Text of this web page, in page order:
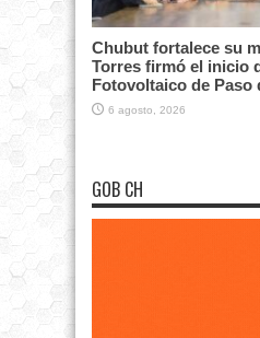
Chubut fortalece su
Torres firmó el inicio
Fotovoltaico de Paso
6 agosto, 2026
GOB CH